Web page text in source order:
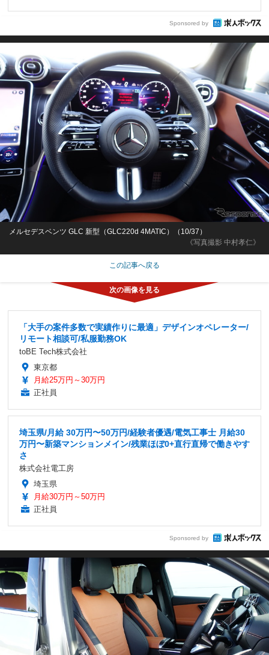
Sponsored by
《写真撮影 中村孝仁》
メルセデスベンツ GLC 新型（GLC220d 4MATIC）（10/37）
この記事へ戻る
「大手の案件多数で実績作りに最適」デザインオペレーター/
リモート相談可/私服勤務OK
toBE Tech株式会社
東京都
月給25万円～30万円
正社員
埼玉県/月給 30万円〜50万円/経験者優遇/電気工事士 月給30
万円〜新築マンションメイン/残業ほぼ0+直行直帰で働きやす
さ
株式会社電工房
埼玉県
月給30万円～50万円
正社員
Sponsored by